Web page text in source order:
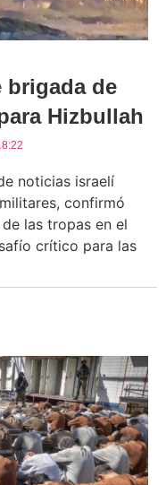
brigada de
Hizbullah
noticias israelí
confirmó
las tropas en el
crítico para las